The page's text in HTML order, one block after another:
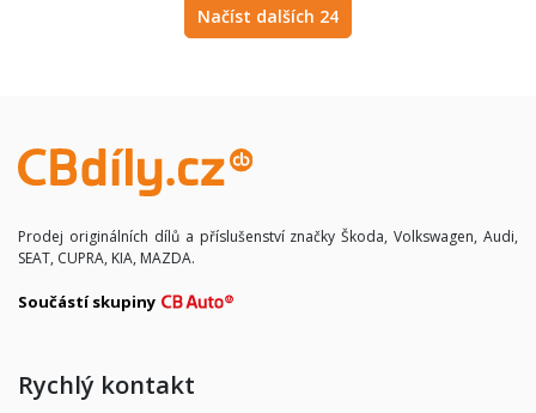
Načíst dalších 24
Prodej originálních dílů a příslušenství značky Škoda, Volkswagen, Audi,
SEAT, CUPRA, KIA, MAZDA.
Součástí skupiny
Rychlý kontakt